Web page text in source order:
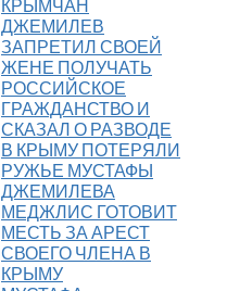
КРЫМЧАН
ДЖЕМИЛЕВ
ЗАПРЕТИЛ СВОЕЙ
ЖЕНЕ ПОЛУЧАТЬ
РОССИЙСКОЕ
ГРАЖДАНСТВО И
СКАЗАЛ О РАЗВОДЕ
В КРЫМУ ПОТЕРЯЛИ
РУЖЬЕ МУСТАФЫ
ДЖЕМИЛЕВА
МЕДЖЛИС ГОТОВИТ
МЕСТЬ ЗА АРЕСТ
СВОЕГО ЧЛЕНА В
КРЫМУ